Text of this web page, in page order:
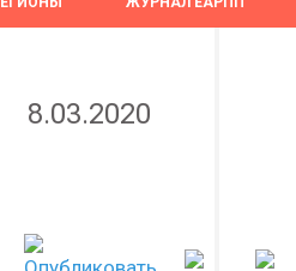
8.03.2020